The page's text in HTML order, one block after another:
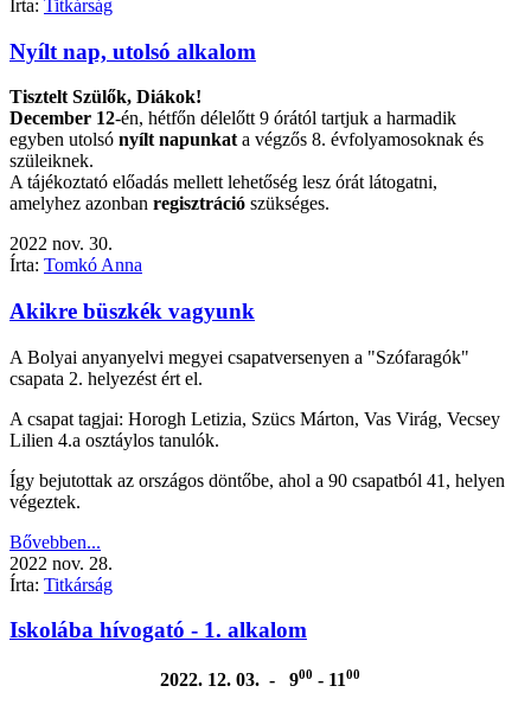
Írta: Titkárság
Nyílt nap, utolsó alkalom
Tisztelt Szülők, Diákok!
December 12-én, hétfőn délelőtt 9 órától tartjuk a harmadik
egyben utolsó nyílt napunkat a végzős 8. évfolyamosoknak és
szüleiknek.
A tájékoztató előadás mellett lehetőség lesz órát látogatni,
amelyhez azonban regisztráció szükséges.
2022 nov. 30.
Írta: Tomkó Anna
Akikre büszkék vagyunk
A Bolyai anyanyelvi megyei csapatversenyen a "Szófaragók"
csapata 2. helyezést ért el.
A csapat tagjai: Horogh Letizia, Szücs Márton, Vas Virág, Vecsey
Lilien 4.a osztáylos tanulók.
Így bejutottak az országos döntőbe, ahol a 90 csapatból 41, helyen
végeztek.
Bővebben...
2022 nov. 28.
Írta: Titkárság
Iskolába hívogató - 1. alkalom
2022. 12. 03. - 900 - 1100